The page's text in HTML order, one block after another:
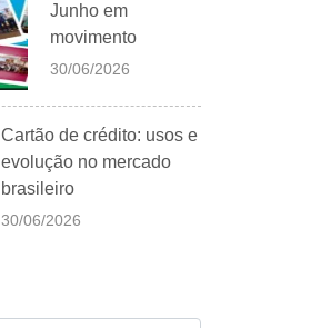
Junho em
movimento
30/06/2026
Cartão de crédito: usos e
evolução no mercado
brasileiro
30/06/2026